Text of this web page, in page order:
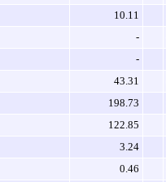
10.11
-
-
43.31
198.73
122.85
3.24
0.46